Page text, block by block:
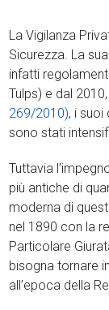
La Vigilanza
Sicurezza. La
infatti
Tulps) e dal
269/2010), i
sono stati
Tuttavia
più antiche di
moderna di
nel 1890 con la
Particolare
bisogna tornare
all’epoca della